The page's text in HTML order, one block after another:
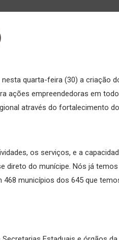
quarta-feira (30) a criação
ações empreendedoras em
através do fortalecimento
os serviços, e a
direto do munícipe. Nós já
468 municípios dos 645 que